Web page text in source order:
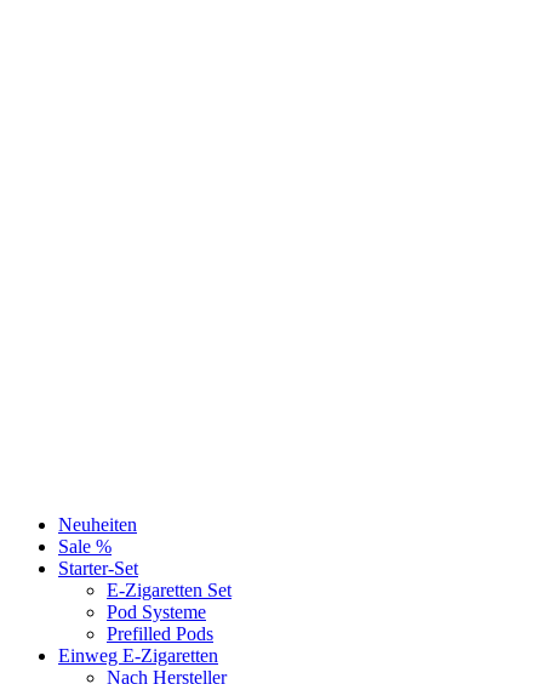
Neuheiten
Sale %
Starter-Set
E-Zigaretten Set
Pod Systeme
Prefilled Pods
Einweg E-Zigaretten
Nach Hersteller